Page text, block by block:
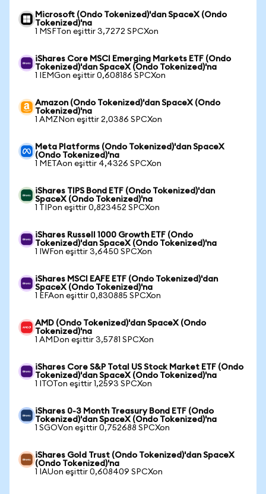
Microsoft (Ondo Tokenized)'dan SpaceX (Ondo
Tokenized)'na
1 MSFTon eşittir 3,7272 SPCXon
iShares Core MSCI Emerging Markets ETF (Ondo
Tokenized)'dan SpaceX (Ondo Tokenized)'na
1 IEMGon eşittir 0,608186 SPCXon
Amazon (Ondo Tokenized)'dan SpaceX (Ondo
Tokenized)'na
1 AMZNon eşittir 2,0386 SPCXon
Meta Platforms (Ondo Tokenized)'dan SpaceX
(Ondo Tokenized)'na
1 METAon eşittir 4,4326 SPCXon
iShares TIPS Bond ETF (Ondo Tokenized)'dan
SpaceX (Ondo Tokenized)'na
1 TIPon eşittir 0,823452 SPCXon
iShares Russell 1000 Growth ETF (Ondo
Tokenized)'dan SpaceX (Ondo Tokenized)'na
1 IWFon eşittir 3,6450 SPCXon
iShares MSCI EAFE ETF (Ondo Tokenized)'dan
SpaceX (Ondo Tokenized)'na
1 EFAon eşittir 0,830885 SPCXon
AMD (Ondo Tokenized)'dan SpaceX (Ondo
Tokenized)'na
1 AMDon eşittir 3,5781 SPCXon
iShares Core S&P Total US Stock Market ETF (Ondo
Tokenized)'dan SpaceX (Ondo Tokenized)'na
1 ITOTon eşittir 1,2593 SPCXon
iShares 0-3 Month Treasury Bond ETF (Ondo
Tokenized)'dan SpaceX (Ondo Tokenized)'na
1 SGOVon eşittir 0,752688 SPCXon
iShares Gold Trust (Ondo Tokenized)'dan SpaceX
(Ondo Tokenized)'na
1 IAUon eşittir 0,608409 SPCXon